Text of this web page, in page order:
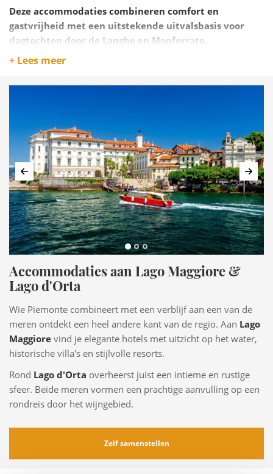
Deze accommodaties combineren comfort en
gastvrijheid met een uitstekende uitvalsbasis voor
dagtochten door de Langhe en Monferrato.
+ Lees meer
Vorige
Accommodaties aan Lago Maggiore &
Lago d'Orta
Wie Piemonte combineert met een verblijf aan een van de
meren ontdekt een heel andere kant van de regio. Aan Lago
Maggiore vind je elegante hotels met uitzicht op het water,
historische villa's en stijlvolle resorts.
Rond Lago d'Orta overheerst juist een intieme en rustige
sfeer. Beide meren vormen een prachtige aanvulling op een
rondreis door het wijngebied.
Zelf samenstellen